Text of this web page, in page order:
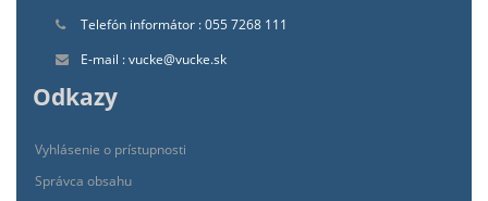
Telefón informátor : 055 7268 111
E-mail : vucke@vucke.sk
Odkazy
Vyhlásenie o prístupnosti
Správca obsahu